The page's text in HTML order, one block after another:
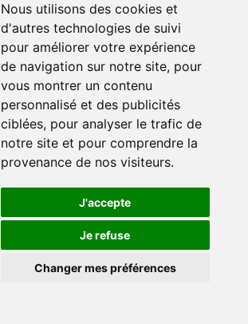
Nous utilisons des cookies et
d'autres technologies de suivi
pour améliorer votre expérience
de navigation sur notre site, pour
vous montrer un contenu
personnalisé et des publicités
ciblées, pour analyser le trafic de
notre site et pour comprendre la
provenance de nos visiteurs.
J'accepte
Je refuse
Changer mes préférences